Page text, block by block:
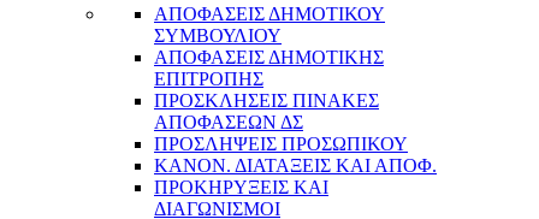
ΑΠΟΦΑΣΕΙΣ ΔΗΜΟΤΙΚΟΥ
ΣΥΜΒΟΥΛΙΟΥ
ΑΠΟΦΑΣΕΙΣ ΔΗΜΟΤΙΚΗΣ
ΕΠΙΤΡΟΠΗΣ
ΠΡΟΣΚΛΗΣΕΙΣ ΠΙΝΑΚΕΣ
ΑΠΟΦΑΣΕΩΝ ΔΣ
ΠΡΟΣΛΗΨΕΙΣ ΠΡΟΣΩΠΙΚΟΥ
ΚΑΝΟΝ. ΔΙΑΤΑΞΕΙΣ ΚΑΙ ΑΠΟΦ.
ΠΡΟΚΗΡΥΞΕΙΣ ΚΑΙ
ΔΙΑΓΩΝΙΣΜΟΙ